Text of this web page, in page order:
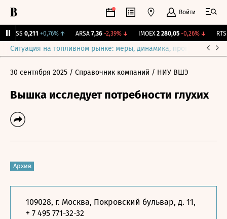
Войти
RGSS 0,211 +0,76%↑ ARSA 7,36 -2,39%↓ IMOEX 2 280,05 -0,26%↓ RTSI
Ситуация на топливном рынке: меры, динамика, прогнозы
30 сентября 2025 / Справочник компаний / НИУ ВШЭ
Вышка исследует потребности глухих
Архив
109028, г. Москва, Покровский бульвар, д. 11,
+ 7 495 771-32-32